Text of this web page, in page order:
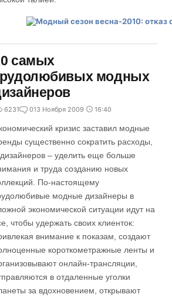
самых
модных
6231 013 Ноября 2009 16:40
кризис заставил модные
существенно сократить расходы,
– уделить еще больше
и труда созданию новых
По-настоящему
модные дизайнеры в
экономической ситуации идут на
чтобы удержать своих клиенток:
внимание к показам, создают
короткометражные ленты и
онлайн-трансляции,
в отдаленные уголки
за вдохновением, открывают